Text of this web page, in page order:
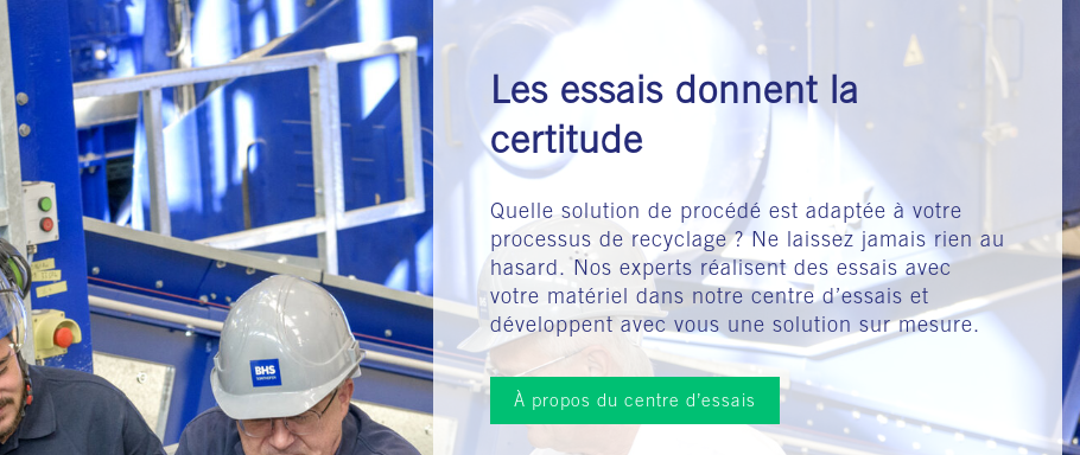
Les essais donnent la
certitude
Quelle solution de procédé est adaptée à votre
processus de recyclage ? Ne laissez jamais rien au
hasard. Nos experts réalisent des essais avec
votre matériel dans notre centre d’essais et
développent avec vous une solution sur mesure.
À propos du centre d’essais